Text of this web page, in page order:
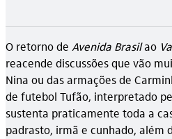
O retorno de Avenida Brasilao
reacende discussões que vão
Nina ou das armações de
de futebol Tufão, interpretado
sustenta praticamente toda a
padrasto, irmã e cunhado, além